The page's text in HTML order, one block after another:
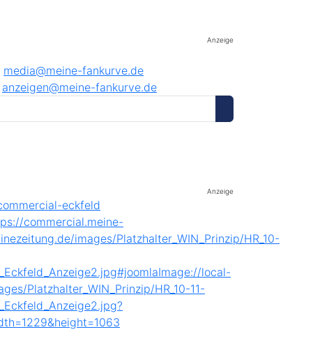
Anzeige
media@meine-fankurve.de
anzeigen@meine-fankurve.de
Anzeige